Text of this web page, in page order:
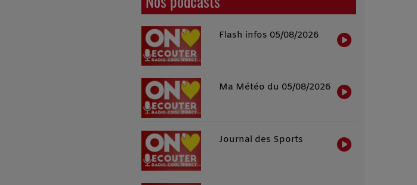
Flash infos 05/08/2026
Ma Météo du 05/08/2026
Journal des Sports